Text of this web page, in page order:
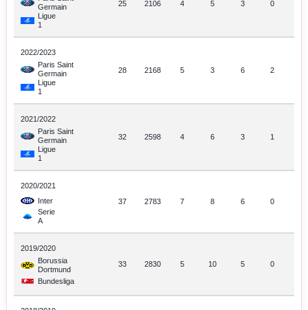
Germain
Ligue
1
25 2106 4 5 3 0
2022/2023
Paris Saint
Germain
Ligue
1
28 2168 5 3 6 2
2021/2022
Paris Saint
Germain
Ligue
1
32 2598 4 6 3 1
2020/2021
Inter
Serie
A
37 2783 7 8 6 0
2019/2020
Borussia
Dortmund
Bundesliga
33 2830 5 10 5 0